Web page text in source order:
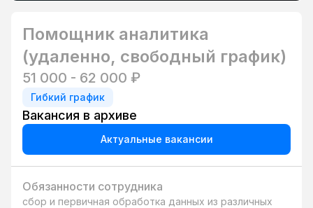
Помощник аналитика
(удаленно, свободный график)
51 000 - 62 000 ₽
Гибкий график
Вакансия в архиве
Актуальные вакансии
Обязанности сотрудника
сбор и первичная обработка данных из различных